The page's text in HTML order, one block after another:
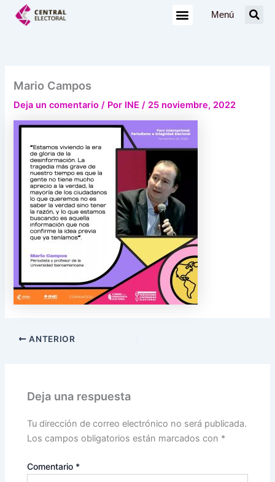
Menú
Mario Campos
Deja un comentario / Por INE/ 25 noviembre, 2022
ANTERIOR
Deja una respuesta
Tu dirección de correo electrónico no será publicada.
Los campos obligatorios están marcados con *
Comentario *